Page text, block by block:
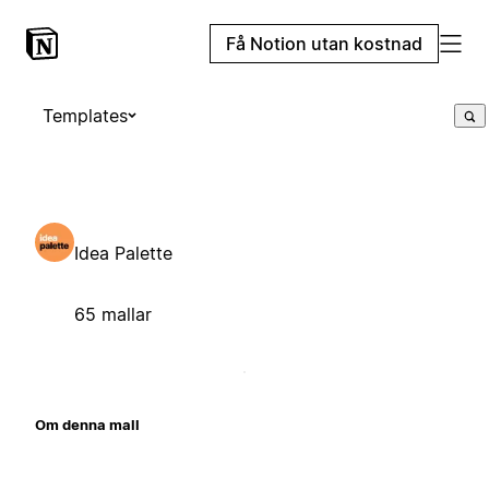
Få Notion utan kostnad
Templates
Idea Palette
65 mallar
Om denna mall